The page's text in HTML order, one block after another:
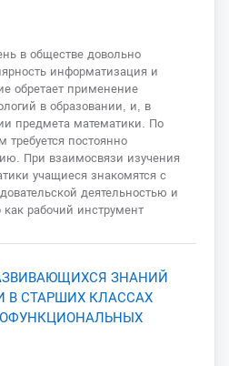
в обществе довольно
информатизация и
обретает применение
в образовании, и, в
предмета математики. По
требуется постоянно
При взаимосвязи изучения
учащиеся знакомятся с
деятельностью и
рабочий инструмент
ЗНАНИЙ
В СТАРШИХ КЛАССАХ